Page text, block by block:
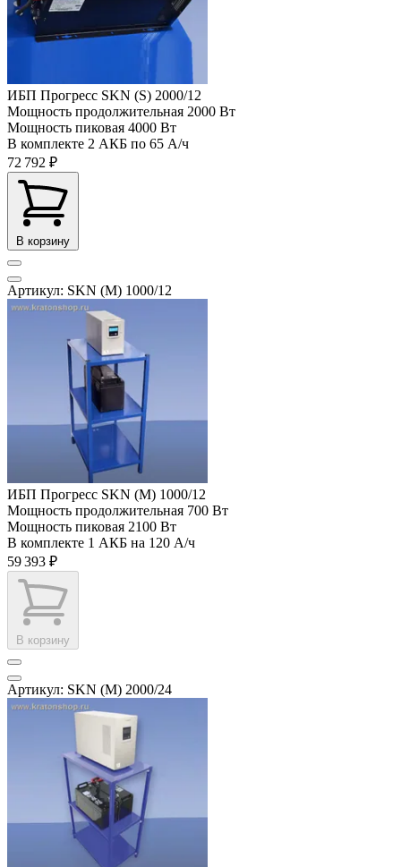
ИБП Прогресс SKN (S) 2000/12
Мощность продолжительная 2000 Вт
Мощность пиковая 4000 Вт
В комплекте 2 АКБ по 65 А/ч
72 792 ₽
В корзину
Артикул: SKN (M) 1000/12
ИБП Прогресс SKN (M) 1000/12
Мощность продолжительная 700 Вт
Мощность пиковая 2100 Вт
В комплекте 1 АКБ на 120 А/ч
59 393 ₽
В корзину
Артикул: SKN (M) 2000/24